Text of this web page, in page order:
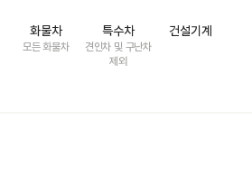
화물차
모든 화물차
특수차
견인차 및 구난차
제외
건설기계